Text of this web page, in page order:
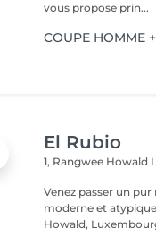
vous propose prin...
COUPE HOMME
El Rubio
1, Rangwee Howald
Venez passer un
moderne et
Howald,